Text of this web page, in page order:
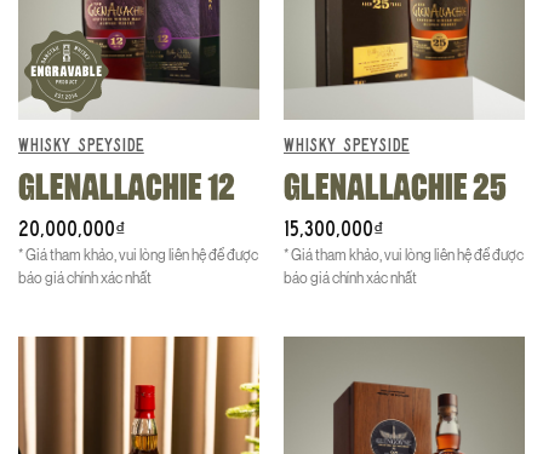
WHISKY SPEYSIDE
GLENALLACHIE 12
20,000,000₫
* Giá tham khảo, vui lòng liên hệ để được
báo giá chính xác nhất
WHISKY SPEYSIDE
GLENALLACHIE 25
15,300,000₫
* Giá tham khảo, vui lòng liên hệ để được
báo giá chính xác nhất